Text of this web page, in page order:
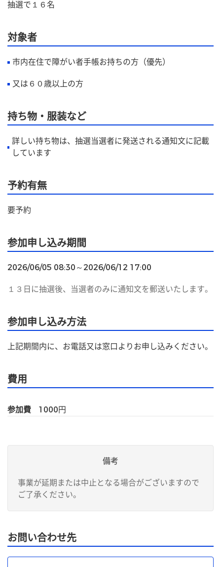
抽選で１６名
対象者
市内在住で障がい者手帳お持ちの方（優先）
又は６０歳以上の方
持ち物・服装など
詳しい持ち物は、抽選当選者に発送される通知文に記載
しています
予約有無
要予約
参加申し込み期間
2026/06/05 08:30～2026/06/12 17:00
１３日に抽選後、当選者のみに通知文を郵送いたします。
参加申し込み方法
上記期間内に、お電話又は窓口よりお申し込みください。
費用
参加費 1000円
備考
事業が延期または中止となる場合がございますので
ご了承ください。
お問い合わせ先